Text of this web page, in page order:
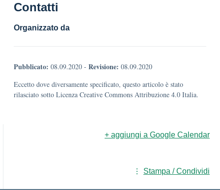
Contatti
Organizzato da
Pubblicato: 08.09.2020 - Revisione: 08.09.2020
Eccetto dove diversamente specificato, questo articolo è stato
rilasciato sotto Licenza Creative Commons Attribuzione 4.0 Italia.
+ aggiungi a Google Calendar
Stampa / Condividi